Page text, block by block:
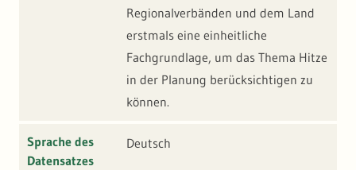
Regionalverbänden und dem Land
erstmals eine einheitliche
Fachgrundlage, um das Thema Hitze
in der Planung berücksichtigen zu
können.
Sprache des
Datensatzes
Deutsch